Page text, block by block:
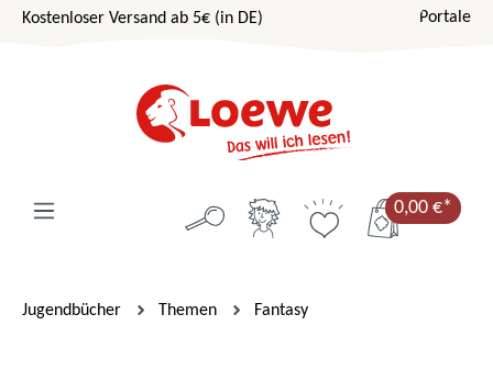
Zum Hauptinhalt springen
Kostenloser Versand ab 5€ (in DE) Portale
0,00 €*
Jugendbücher Themen Fantasy